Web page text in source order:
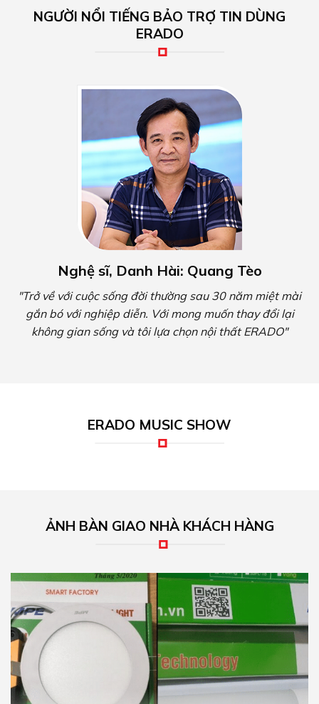
NGƯỜI NỔI TIẾNG BẢO TRỢ TIN DÙNG
ERADO
Nghệ sĩ, Danh Hài: Quang Tèo
"Trở về với cuộc sống đời thường sau 30 năm miệt mài
gắn bó với nghiệp diễn. Với mong muốn thay đổi lại
không gian sống và tôi lựa chọn nội thất ERADO"
ERADO MUSIC SHOW
ẢNH BÀN GIAO NHÀ KHÁCH HÀNG